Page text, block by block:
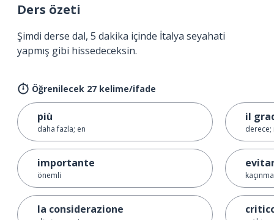
Ders özeti
Şimdi derse dal, 5 dakika içinde İtalya seyahati
yapmış gibi hissedeceksin.
Öğrenilecek 27 kelime/ifade
più
daha fazla; en
importante
önemli
la considerazione
il
derece;